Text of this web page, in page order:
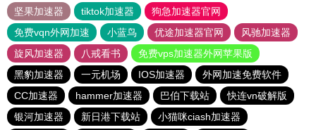
坚果加速器
tiktok加速器
狗急加速器官网
免费vqn外网加速
小蓝鸟 优途加速器官网
风驰加速器
旋风加速器
八戒看书
免费vps加速器外网苹果版
黑豹加速器
一元机场 IOS加速器
外网加速免费软件
CC加速器
hammer加速器 巴伯下载站
快连vn破解版
银河加速器
新日港下载站
小猫咪ciash加速器